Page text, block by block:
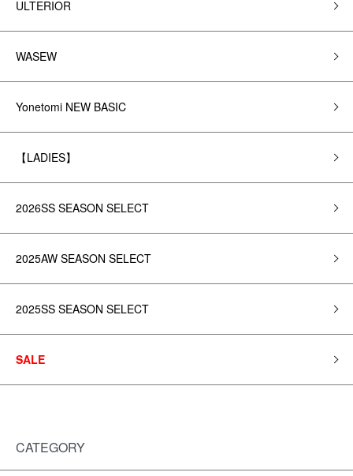
ULTERIOR
WASEW
Yonetomi NEW BASIC
【LADIES】
2026SS SEASON SELECT
2025AW SEASON SELECT
2025SS SEASON SELECT
SALE
CATEGORY